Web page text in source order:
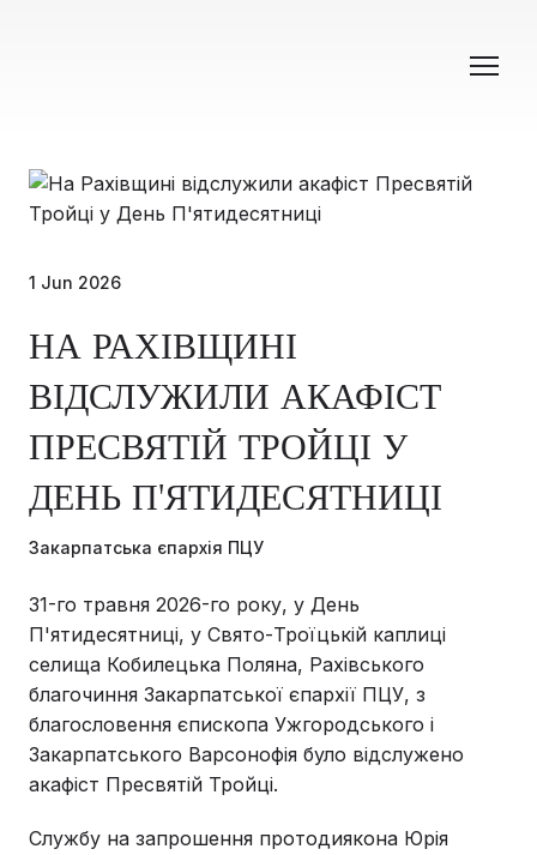
1 Jun 2026
НА РАХІВЩИНІ
ВІДСЛУЖИЛИ АКАФІСТ
ПРЕСВЯТІЙ ТРОЙЦІ У
ДЕНЬ П'ЯТИДЕСЯТНИЦІ
Закарпатська єпархія ПЦУ
31-го травня 2026-го року, у День
П'ятидесятниці, у Свято-Троїцькій каплиці
селища Кобилецька Поляна, Рахівського
благочиння Закарпатської єпархії ПЦУ, з
благословення єпископа Ужгородського і
Закарпатського Варсонофія було відслужено
акафіст Пресвятій Тройці.
Службу на запрошення протодиякона Юрія